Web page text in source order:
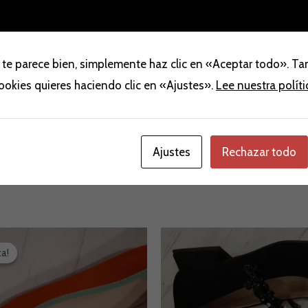
(0)
39,00 €.
te parece bien, simplemente haz clic en «Aceptar todo».
quieres haciendo clic en «Ajustes». Lee nuestra
Ajustes Rechazar todo